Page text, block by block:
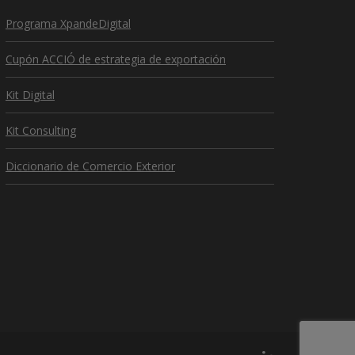
Programa XpandeDigital
Cupón ACCIÓ de estrategia de exportación
Kit Digital
Kit Consulting
Diccionario de Comercio Exterior